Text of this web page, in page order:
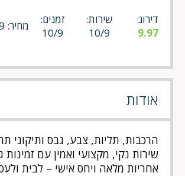
דירוג:
9.97
שירות:
10/9
זמנים:
10/9
מחיר: 10/9
אודות
הרכבות, תליות, צבע, גבס ותיקוני
שירות נקי, מקצועי ואמין עם זמינות
אחריות מלאה ויחס אישי – לבית